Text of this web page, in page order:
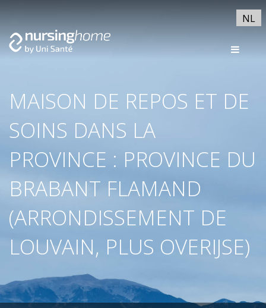
NL
MAISON DE REPOS ET DE
SOINS DANS LA
PROVINCE : PROVINCE DU
BRABANT FLAMAND
(ARRONDISSEMENT DE
LOUVAIN, PLUS OVERIJSE)